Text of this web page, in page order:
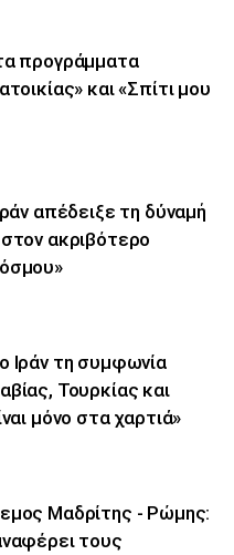
προγράμματα
και «Σπίτι μου
απέδειξε τη δύναμή
ακριβότερο
Ιράν τη συμφωνία
Τουρκίας και
μόνο στα χαρτιά»
Μαδρίτης - Ρώμης:
τους